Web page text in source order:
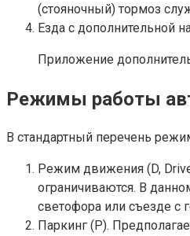
(стояночный) тормоз
Езда с дополнительной
Приложение
Режимы работы
В стандартный перечень
Режим движения (D,
ограничиваются. В
светофора или съезде с
Паркинг (P).